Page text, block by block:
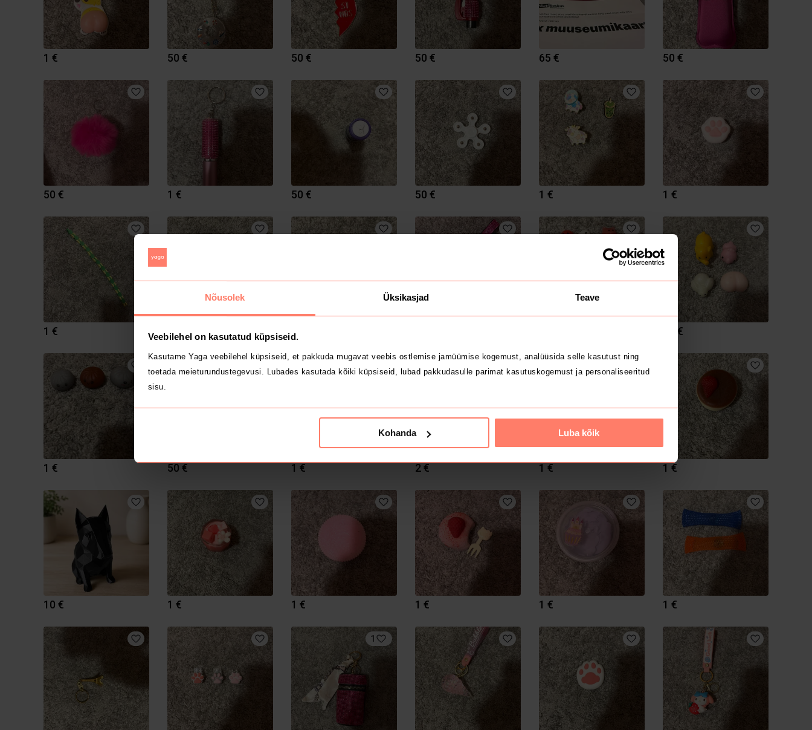
Nõusolek Üksikasjad Teave
Veebilehel on kasutatud küpsiseid.
Kasutame Yaga veebilehel küpsiseid, et pakkuda mugavat veebis ostlemise jamüümise kogemust, analüüsida selle kasutust ning
toetada meieturundustegevusi. Lubades kasutada kõiki küpsiseid, lubad pakkudasulle parimat kasutuskogemust ja personaliseeritud
sisu.
Kohanda Luba kõik
1 € 50 € 50 € 50 € 65 € 50 €
50 € 1 € 50 € 50 € 1 € 1 €
1 € 1 € 50 € 50 €
1 € 50 € 1 € 2 € 1 € 1 €
10 € 1 € 1 € 1 € 1 € 1 €
1